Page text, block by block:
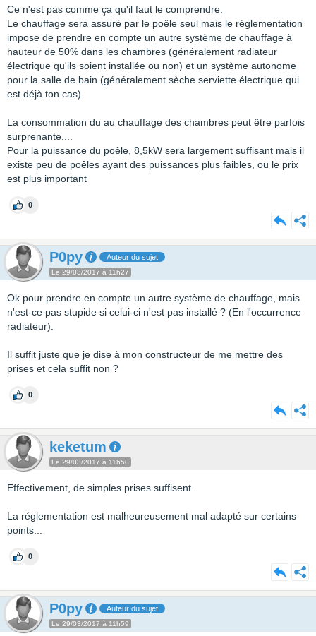
Ce n'est pas comme ça qu'il faut le comprendre.
Le chauffage sera assuré par le poêle seul mais le réglementation
impose de prendre en compte un autre système de chauffage à
hauteur de 50% dans les chambres (généralement radiateur
électrique qu'ils soient installée ou non) et un système autonome
pour la salle de bain (généralement sèche serviette électrique qui
est déjà ton cas)
La consommation du au chauffage des chambres peut être parfois
surprenante....
Pour la puissance du poêle, 8,5kW sera largement suffisant mais il
existe peu de poêles ayant des puissances plus faibles, ou le prix
est plus important
0
P0py Auteur du sujet
Le 29/03/2017 à 11h27
Ok pour prendre en compte un autre système de chauffage, mais
n'est-ce pas stupide si celui-ci n'est pas installé ? (En l'occurrence
radiateur).
Il suffit juste que je dise à mon constructeur de me mettre des
prises et cela suffit non ?
0
keketum
Le 29/03/2017 à 11h50
Effectivement, de simples prises suffisent.
La réglementation est malheureusement mal adapté sur certains
points...
0
P0py Auteur du sujet
Le 29/03/2017 à 11h59